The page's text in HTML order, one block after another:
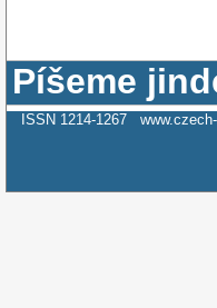
Píšeme
ISSN 1214-1267